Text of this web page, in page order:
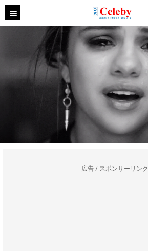
広告 / スポンサーリンク